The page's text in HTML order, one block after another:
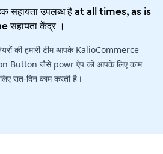
सहायता उपलब्ध है at all times, as is
सहायता केंद्र।
की हमारी टीम आपके KalioCommerce
Button जैसे powr ऐप को आपके लिए काम
रात-दिन काम करती है।